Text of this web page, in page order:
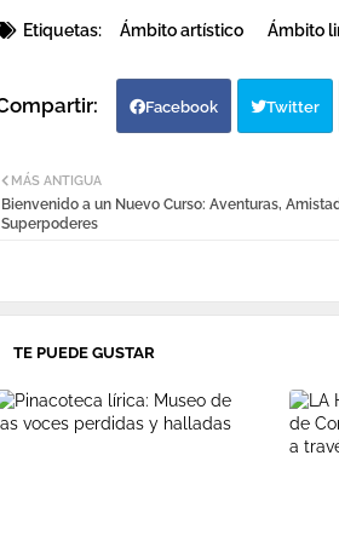
Etiquetas: Ámbito artístico Ámbito
Facebook Twitter
MÁS ANTIGUA
Bienvenido a un Nuevo Curso: Aventuras,
Superpoderes
TE PUEDE GUSTAR